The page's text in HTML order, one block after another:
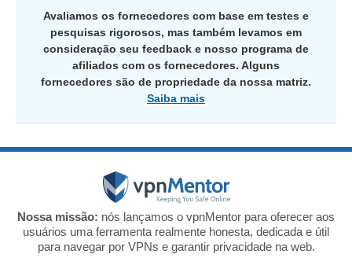
Avaliamos os fornecedores com base em testes e
pesquisas rigorosos, mas também levamos em
consideração seu feedback e nosso programa de
afiliados com os fornecedores. Alguns
fornecedores são de propriedade da nossa matriz.
Saiba mais
Nossa missão: nós lançamos o vpnMentor para oferecer aos
usuários uma ferramenta realmente honesta, dedicada e útil
para navegar por VPNs e garantir privacidade na web.